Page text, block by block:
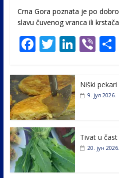
Crna Gora poznata je po
slavu čuvenog vranca ili
F
e
b
o
o
k
T
itt
er
Li
e
Vi
er
S
Niški
9. јул 2026.
Tivat u
20. јун 2026.